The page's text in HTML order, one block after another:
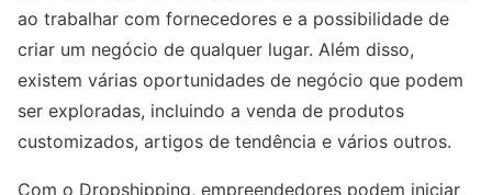
ao trabalhar com fornecedores e a possibilidade de
criar um negócio de qualquer lugar. Além disso,
existem várias oportunidades de negócio que podem
ser exploradas, incluindo a venda de produtos
customizados, artigos de tendência e vários outros.
Com o Dropshipping, empreendedores podem iniciar